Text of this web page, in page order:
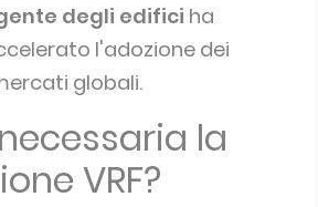
degli edifici ha
l'adozione dei
globali.
la
VRF?